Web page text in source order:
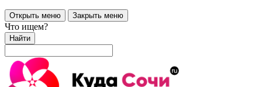
Открыть меню Закрыть меню
Что ищем?
Найти